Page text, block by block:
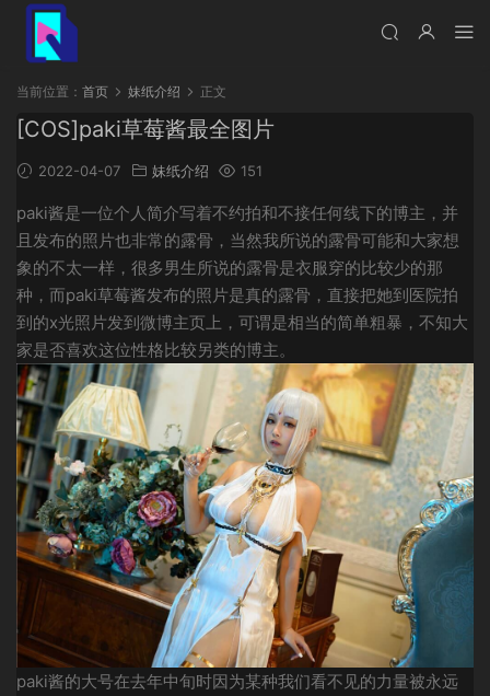
当前位置： 首页 妹纸介绍 正文
[COS]paki草莓酱最全图片
2022-04-07 妹纸介绍 151
paki酱是一位个人简介写着不约拍和不接任何线下的博主，并
且发布的照片也非常的露骨，当然我所说的露骨可能和大家想
象的不太一样，很多男生所说的露骨是衣服穿的比较少的那
种，而paki草莓酱发布的照片是真的露骨，直接把她到医院拍
到的x光照片发到微博主页上，可谓是相当的简单粗暴，不知大
家是否喜欢这位性格比较另类的博主。
paki酱的大号在去年中旬时因为某种我们看不见的力量被永远